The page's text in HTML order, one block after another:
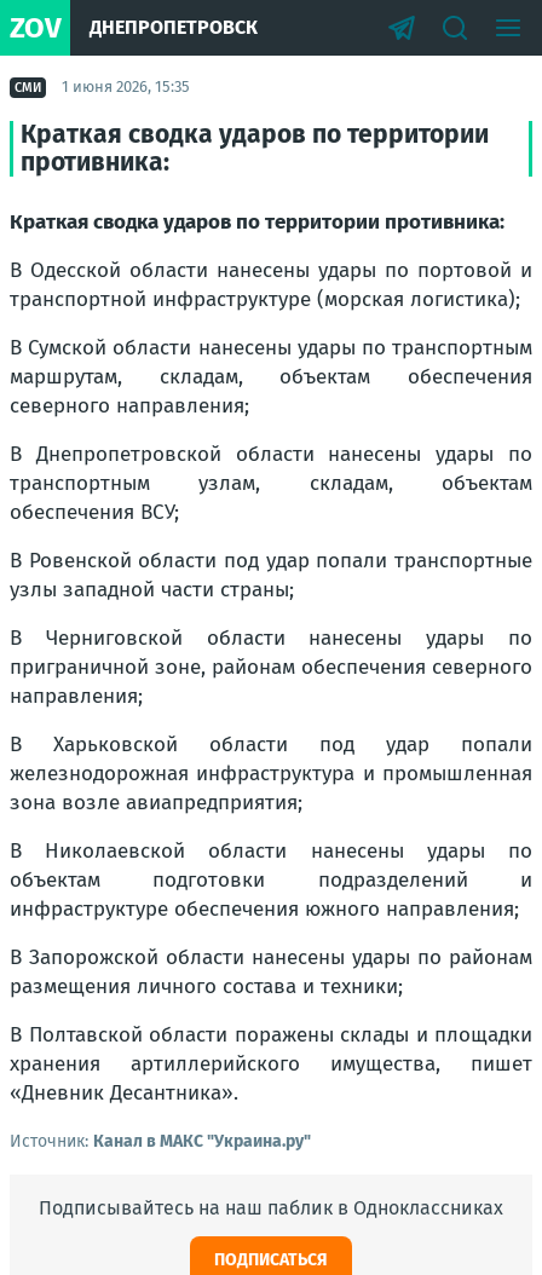
ZOV ДНЕПРОПЕТРОВСК
СМИ 1 июня 2026, 15:35
Краткая сводка ударов по территории
противника:
Краткая сводка ударов по территории противника:
В Одесской области нанесены удары по портовой и
транспортной инфраструктуре (морская логистика);
В Сумской области нанесены удары по транспортным
маршрутам, складам, объектам обеспечения
северного направления;
В Днепропетровской области нанесены удары по
транспортным узлам, складам, объектам
обеспечения ВСУ;
В Ровенской области под удар попали транспортные
узлы западной части страны;
В Черниговской области нанесены удары по
приграничной зоне, районам обеспечения северного
направления;
В Харьковской области под удар попали
железнодорожная инфраструктура и промышленная
зона возле авиапредприятия;
В Николаевской области нанесены удары по
объектам подготовки подразделений и
инфраструктуре обеспечения южного направления;
В Запорожской области нанесены удары по районам
размещения личного состава и техники;
В Полтавской области поражены склады и площадки
хранения артиллерийского имущества, пишет
«Дневник Десантника».
Источник: Канал в МАКС "Украина.ру"
Подписывайтесь на наш паблик в Одноклассниках
ПОДПИСАТЬСЯ